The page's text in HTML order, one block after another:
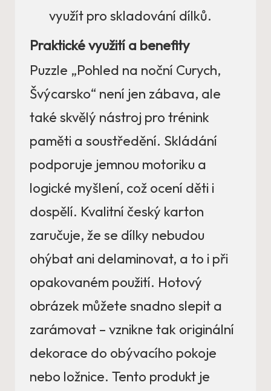
využít pro skladování dílků.
Praktické využití a benefity
Puzzle „Pohled na noční Curych,
Švýcarsko“ není jen zábava, ale
také skvělý nástroj pro trénink
paměti a soustředění. Skládání
podporuje jemnou motoriku a
logické myšlení, což ocení děti i
dospělí. Kvalitní český karton
zaručuje, že se dílky nebudou
ohýbat ani delaminovat, a to i při
opakovaném použití. Hotový
obrázek můžete snadno slepit a
zarámovat – vznikne tak originální
dekorace do obývacího pokoje
nebo ložnice. Tento produkt je